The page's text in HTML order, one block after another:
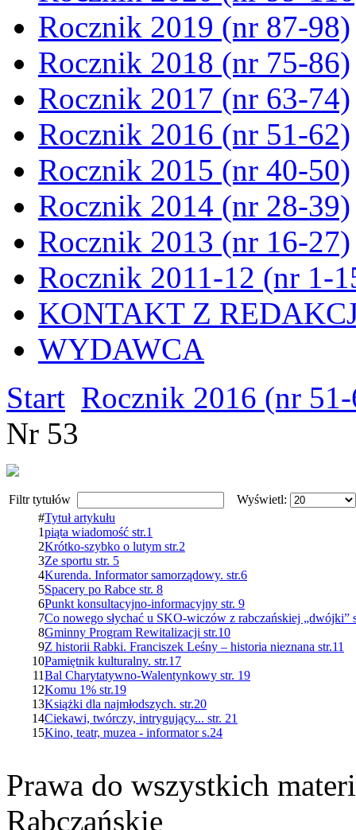
Rocznik 2019 (nr 87-98)
Rocznik 2018 (nr 75-86)
Rocznik 2017 (nr 63-74)
Rocznik 2016 (nr 51-62)
Rocznik 2015 (nr 40-50)
Rocznik 2014 (nr 28-39)
Rocznik 2013 (nr 16-27)
Rocznik 2011-12 (nr 1-
KONTAKT Z
WYDAWCA
Start Rocznik 2016 (nr
Nr 53
Filtr tytułów
Wyświetl:
#Tytuł artykułu
1piąta wiadomość str.1
2Krótko-szybko o lutym str.2
3Ze sportu str. 5
4Kurenda. Informator samorządowy. str.6
5Spacery po Rabce str. 8
6Punkt konsultacyjno-informacyjny str. 9
7Co nowego słychać u SKO-wiczów z rabczańskiej „dwójki”
8Gminny Program Rewitalizacji str.10
9Z historii Rabki. Franciszek Leśny – historia nieznana str.11
10Pamiętnik kulturalny. str.17
11Bal Charytatywno-Walentynkowy str. 19
12Komu 1% str.19
13Książki dla najmłodszych. str.20
14Ciekawi, twórczy, intrygujący... str. 21
15Kino, teatr, muzea - informator s.24
Prawa do wszystkich
Rabczańskie